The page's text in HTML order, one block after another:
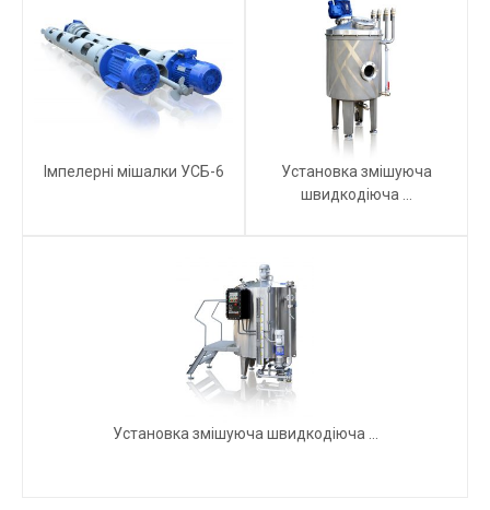
Імпелерні мішалки УСБ-6
Установка змішуюча
швидкодіюча ...
Установка змішуюча швидкодіюча ...